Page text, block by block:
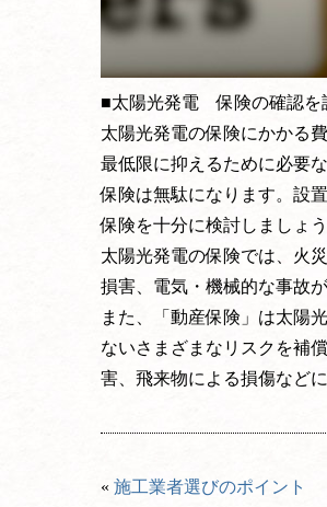
■太陽光発電 保険の確認を
太陽光発電の保険にかかる
最低限に抑えるために必要
保険は無駄になります。設
保険を十分に検討しましょう
太陽光発電の保険では、火
損害、電気・機械的な事故
また、「動産保険」は太陽
ないさまざまなリスクを補
害、飛来物による損傷など
« 施工業者選びのポイント